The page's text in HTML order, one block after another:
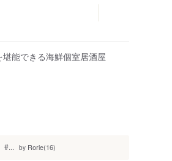
能できる海鮮個室居酒屋
#... by Rorie(16)